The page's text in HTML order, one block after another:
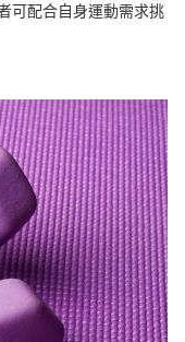
可配合自身運動需求挑